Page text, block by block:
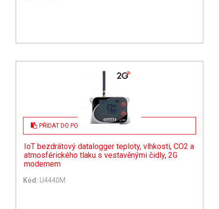
PŘIDAT DO POPTÁVKY
IoT bezdrátový datalogger teploty, vlhkosti, CO2 a
atmosférického tlaku s vestavěnými čidly, 2G
modemem
Kód: U4440M